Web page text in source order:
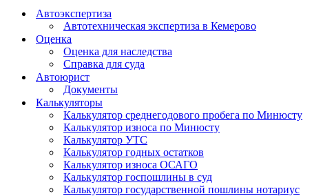
Автоэкспертиза
Автотехническая экспертиза в Кемерово
Оценка
Оценка для наследства
Справка для суда
Автоюрист
Документы
Калькуляторы
Калькулятор среднегодового пробега по Минюсту
Калькулятор износа по Минюсту
Калькулятор УТС
Калькулятор годных остатков
Калькулятор износа ОСАГО
Калькулятор госпошлины в суд
Калькулятор государственной пошлины нотариус